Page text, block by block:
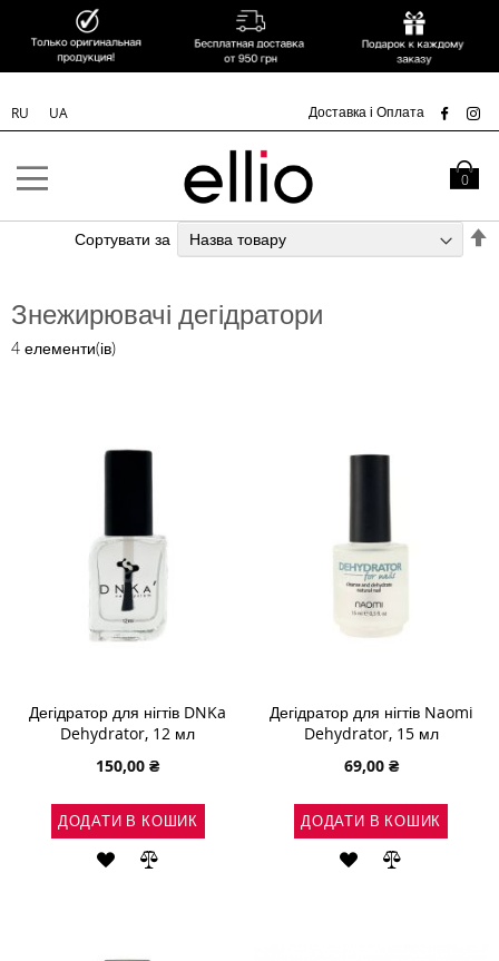
Skip to
RU UA Доставка і Оплата
Кошик
0
Знежирювачі дегідратори
4 елементи(ів)
Сортувати за
Дегідратор для нігтів DNKa
Dehydrator, 12 мл
150,00 ₴
ДОДАТИ В КОШИК
ДОДАТИ
Дегідратор для нігтів Naomi
Dehydrator, 15 мл
69,00 ₴
ДОДАТИ В КОШИК
ДОДАТИ